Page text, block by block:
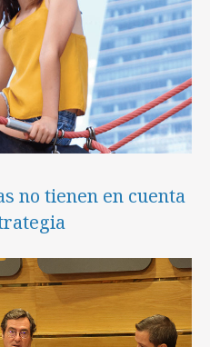
no tienen en cuenta